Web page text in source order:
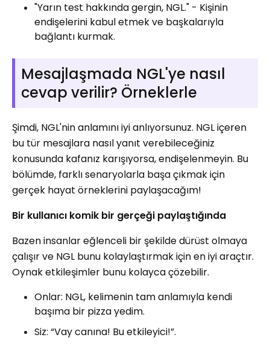
"Yarın test hakkında gergin, NGL." - Kişinin
endişelerini kabul etmek ve başkalarıyla
bağlantı kurmak.
Mesajlaşmada NGL'ye nasıl
cevap verilir? Örneklerle
Şimdi, NGL'nin anlamını iyi anlıyorsunuz. NGL içeren
bu tür mesajlara nasıl yanıt verebileceğiniz
konusunda kafanız karışıyorsa, endişelenmeyin. Bu
bölümde, farklı senaryolarla başa çıkmak için
gerçek hayat örneklerini paylaşacağım!
Bir kullanıcı komik bir gerçeği paylaştığında
Bazen insanlar eğlenceli bir şekilde dürüst olmaya
çalışır ve NGL bunu kolaylaştırmak için en iyi araçtır.
Oynak etkileşimler bunu kolayca çözebilir.
Onlar: NGL, kelimenin tam anlamıyla kendi
başıma bir pizza yedim.
Siz: “Vay canına! Bu etkileyici!”.